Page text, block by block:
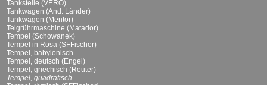
Tankstelle (VERO)
Tankwagen (And. Länder)
Tankwagen (Mentor)
Teigrührmaschine (Matador)
Tempel (Schowanek)
Tempel in Rosa (SFFischer)
Tempel, babylonisch...
Tempel, deutsch (Engel)
Tempel, griechisch (Reuter)
Tempel, quadratisch...